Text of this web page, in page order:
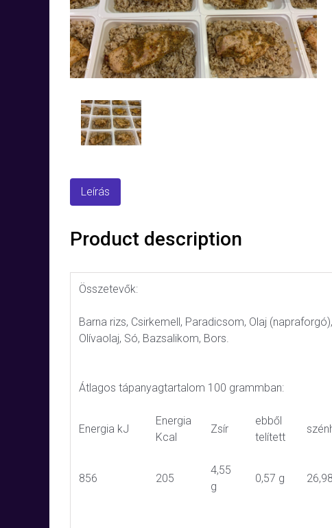
Leírás
Product description
Összetevők:
Barna rizs, Csirkemell, Paradicsom, Olaj (napraforgó),
Olívaolaj, Só, Bazsalikom, Bors.
Átlagos tápanyagtartalom 100 grammban:
Energia kJ
Energia
Kcal
Zsír
ebből
telített
856 205
4,55
g
0,57 g